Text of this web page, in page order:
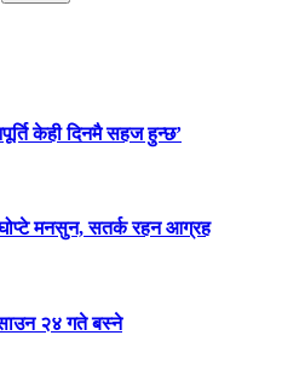
केही दिनमै सहज हुन्छ’
मनसुन, सतर्क रहन आग्रह
२४ गते बस्ने